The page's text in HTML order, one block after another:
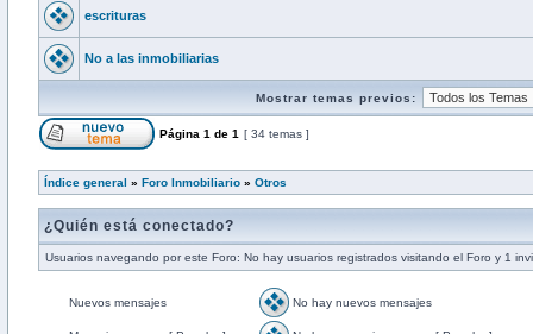
escrituras
No a las inmobiliarias
Mostrar temas previos:
Página 1 de 1 [ 34 temas ]
Índice general » Foro Inmobiliario » Otros
¿Quién está conectado?
Usuarios navegando por este Foro: No hay usuarios registrados visitando el Foro y 1
Nuevos mensajes No hay nuevos mensajes